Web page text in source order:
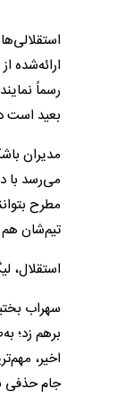
ارائه‌شده
بعید است در
می‌رسد با
مطرح
تیم‌شان هم
استقلال،
برهم زد؛
اخیر،
جام حذفی